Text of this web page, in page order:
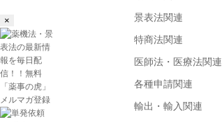
×
景表法関連
特商法関連
医師法・医療法関連
各種申請関連
輸出・輸入関連